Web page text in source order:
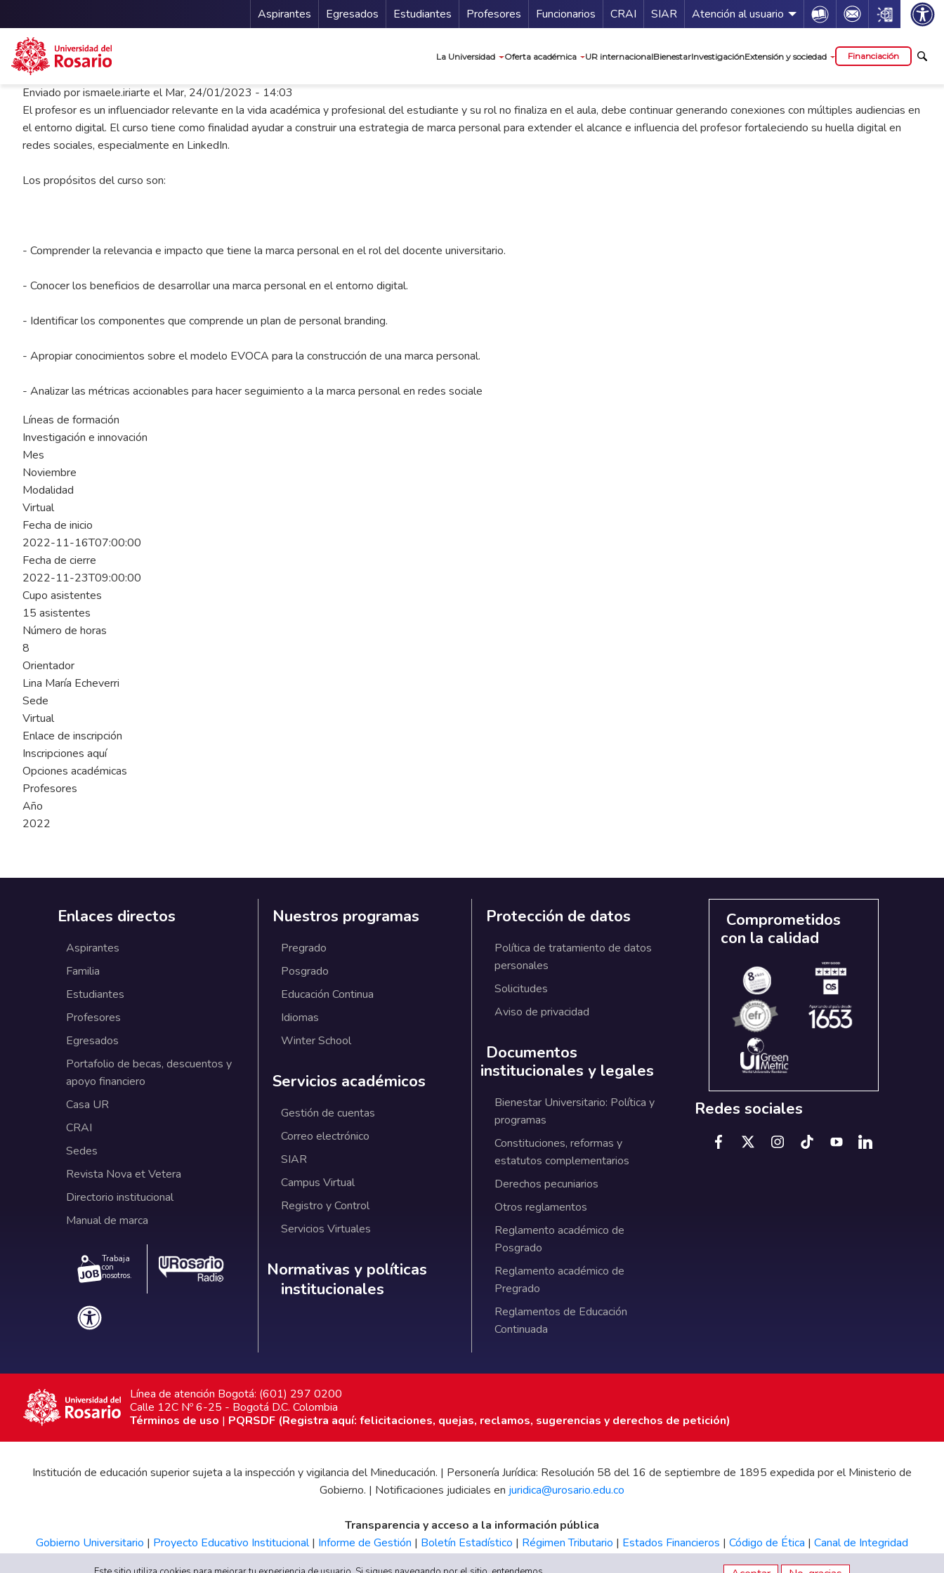
Pasar al contenido principal
Menu Secundario
Aspirantes Egresados Estudiantes Profesores Funcionarios Guía de servicios
CRAI SIAR Atención al usuario Icon Icon Icon
La Universidad Oferta académica UR internacionalBienestarInvestigaciónExtensión y sociedad Financiación
Enviado porismaele.iriarte elMar, 24/01/2023 - 14:03
El profesor es un influenciador relevante en la vida académica y profesional del estudiante y su rol no finaliza en el aula, debe continuar generando conexiones con múltiples audiencias en
el entorno digital. El curso tiene como finalidad ayudar a construir una estrategia de marca personal para extender el alcance e influencia del profesor fortaleciendo su huella digital en
redes sociales, especialmente en LinkedIn.
Los propósitos del curso son:
- Comprender la relevancia e impacto que tiene la marca personal en el rol del docente universitario.
- Conocer los beneficios de desarrollar una marca personal en el entorno digital.
- Identificar los componentes que comprende un plan de personal branding.
- Apropiar conocimientos sobre el modelo EVOCA para la construcción de una marca personal.
- Analizar las métricas accionables para hacer seguimiento a la marca personal en redes sociale
Líneas de formación
Investigación e innovación
Mes
Noviembre
Modalidad
Virtual
Fecha de inicio
2022-11-16T07:00:00
Fecha de cierre
2022-11-23T09:00:00
Cupo asistentes
15 asistentes
Número de horas
8
Orientador
Lina María Echeverri
Sede
Virtual
Enlace de inscripción
Inscripciones aquí
Opciones académicas
Profesores
Año
2022
Enlaces directos
Aspirantes
Familia
Estudiantes
Profesores
Egresados
Portafolio de becas, descuentos y
apoyo financiero
Casa UR
CRAI
Sedes
Revista Nova et Vetera
Directorio institucional
Manual de marca
Trabaja
con
nosotros.
Nuestros programas
Pregrado
Posgrado
Educación Continua
Idiomas
Winter School
Servicios académicos
Gestión de cuentas
Correo electrónico
SIAR
Campus Virtual
Registro y Control
Servicios Virtuales
Normativas y políticas institucionales
Normativas y políticas
institucionales
Protección de datos
Política de tratamiento de datos
personales
Solicitudes
Aviso de privacidad
Documentos
institucionales y legales
Bienestar Universitario: Política y
programas
Constituciones, reformas y
estatutos complementarios
Derechos pecuniarios
Otros reglamentos
Reglamento académico de
Posgrado
Reglamento académico de
Pregrado
Reglamentos de Educación
Continuada
Comprometidos
con la calidad
Redes sociales
Línea de atención Bogotá: (601) 297 0200
Calle 12C Nº 6-25 - Bogotá D.C. Colombia
Términos de uso | PQRSDF (Registra aquí: felicitaciones, quejas, reclamos, sugerencias y derechos de petición)
Institución de educación superior sujeta a la inspección y vigilancia del Mineducación. | Personería Jurídica: Resolución 58 del 16 de septiembre de 1895 expedida por el Ministerio de
Gobierno. | Notificaciones judiciales en juridica@urosario.edu.co
Transparencia y acceso a la información pública
Gobierno Universitario | Proyecto Educativo Institucional| Informe de Gestión | Boletín Estadístico | Régimen Tributario | Estados Financieros | Código de Ética | Canal de Integridad